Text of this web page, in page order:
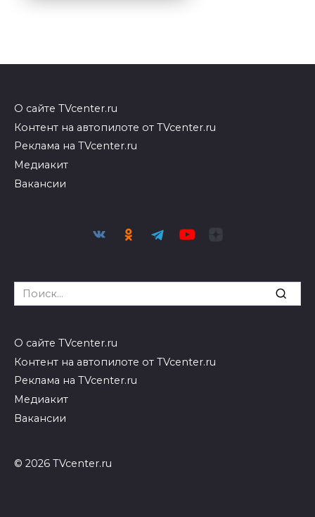
О сайте TVcenter.ru
Контент на автопилоте от TVcenter.ru
Реклама на TVcenter.ru
Медиакит
Вакансии
Search
for:
О сайте TVcenter.ru
Контент на автопилоте от TVcenter.ru
Реклама на TVcenter.ru
Медиакит
Вакансии
© 2026 TVcenter.ru